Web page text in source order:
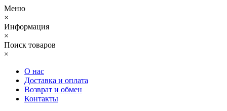
Меню
×
Информация
×
Поиск товаров
×
О нас
Доставка и оплата
Возврат и обмен
Контакты